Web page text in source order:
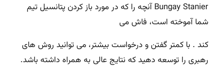
Bungay Stanier آنچه را که در مورد باز کردن پتانسیل تیم
شما آموخته است، فاش می
کند . با کمتر گفتن و درخواست بیشتر، می توانید روش های
رهبری را توسعه دهید که نتایج عالی به همراه داشته باشد.